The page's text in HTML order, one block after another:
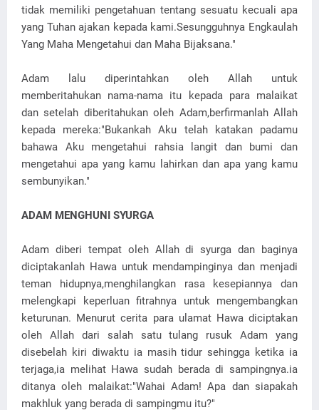
tidak memiliki pengetahuan tentang sesuatu kecuali apa
yang Tuhan ajakan kepada kami.Sesungguhnya Engkaulah
Yang Maha Mengetahui dan Maha Bijaksana."
Adam lalu diperintahkan oleh Allah untuk
memberitahukan nama-nama itu kepada para malaikat
dan setelah diberitahukan oleh Adam,berfirmanlah Allah
kepada mereka:"Bukankah Aku telah katakan padamu
bahawa Aku mengetahui rahsia langit dan bumi dan
mengetahui apa yang kamu lahirkan dan apa yang kamu
sembunyikan."
ADAM MENGHUNI SYURGA
Adam diberi tempat oleh Allah di syurga dan baginya
diciptakanlah Hawa untuk mendampinginya dan menjadi
teman hidupnya,menghilangkan rasa kesepiannya dan
melengkapi keperluan fitrahnya untuk mengembangkan
keturunan. Menurut cerita para ulamat Hawa diciptakan
oleh Allah dari salah satu tulang rusuk Adam yang
disebelah kiri diwaktu ia masih tidur sehingga ketika ia
terjaga,ia melihat Hawa sudah berada di sampingnya.ia
ditanya oleh malaikat:"Wahai Adam! Apa dan siapakah
makhluk yang berada di sampingmu itu?"